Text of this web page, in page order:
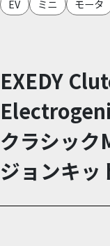
EV ミニ モータ
EXEDY
クラシック
ジョンキッ